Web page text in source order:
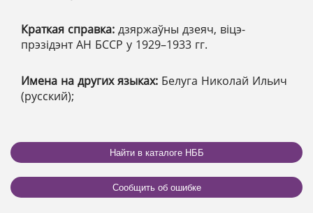
Краткая справка: дзяржаўны дзеяч, віцэ-
прэзідэнт АН БССР у 1929–1933 гг.
Имена на других языках: Белуга Николай Ильич
(русский);
Найти в каталоге НББ
Сообщить об ошибке